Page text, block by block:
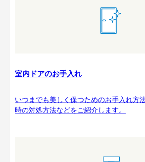
室内ドアのお手入れ
いつまでも美しく保つためのお手入れ方
時の対処方法などをご紹介します。